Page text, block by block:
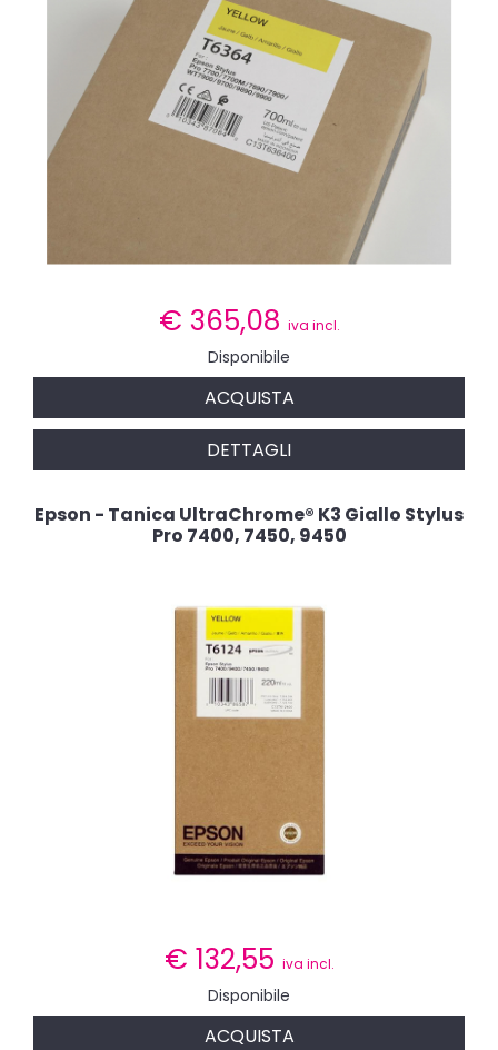
€ 365,08 iva incl.
Disponibile
ACQUISTA
DETTAGLI
Epson - Tanica UltraChrome® K3 Giallo Stylus
Pro 7400, 7450, 9450
€ 132,55 iva incl.
Disponibile
ACQUISTA